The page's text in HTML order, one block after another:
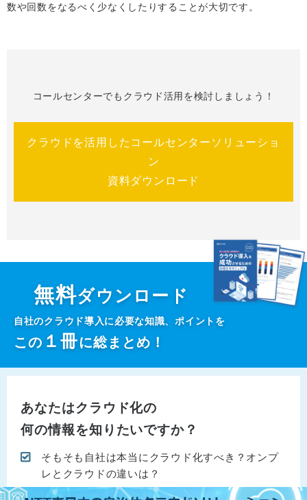
数や回数をなるべく少なくしたりすることが大切です。
コールセンターでもクラウド活用を検討しましょう！
クラウドを活用したコールセンターソリューショ
ン
資料ダウンロード
無料ダウンロード
自社のクラウド導入に必要な知識、ポイントを
この １冊に総まとめ！
あなたはクラウド化の
何の情報を知りたいですか？
そもそも自社は本当にクラウド化すべき？オンプ
レとクラウドの違いは？